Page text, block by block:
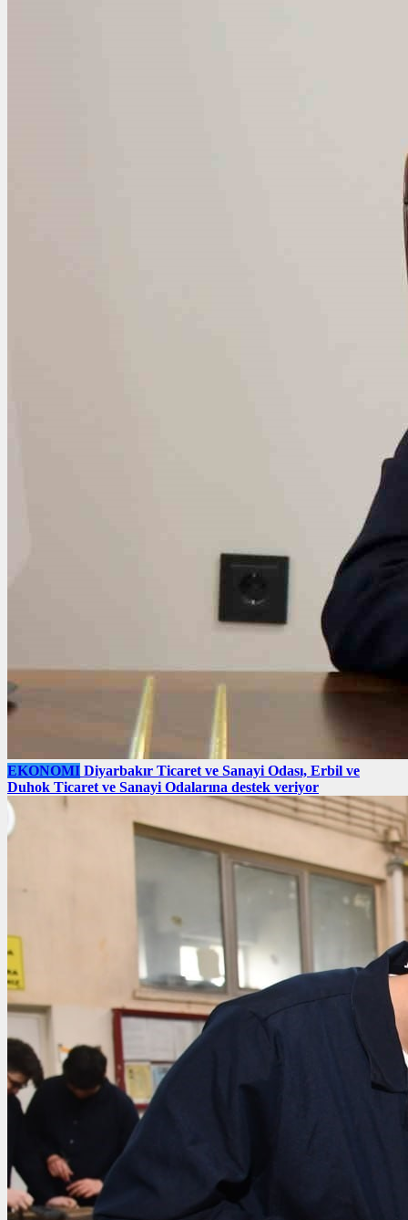
EKONOMI Diyarbakır Ticaret ve Sanayi Odası, Erbil ve
Duhok Ticaret ve Sanayi Odalarına destek veriyor